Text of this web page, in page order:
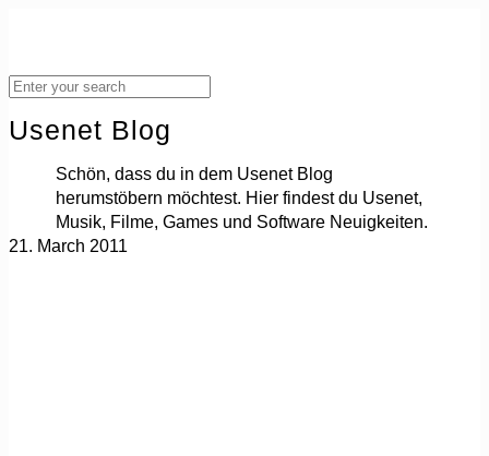
Usenet Blog
Schön, dass du in dem Usenet Blog
herumstöbern möchtest. Hier findest du Usenet,
Musik, Filme, Games und Software Neuigkeiten.
21. March 2011